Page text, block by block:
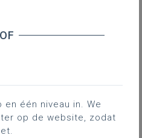
één niveau in. We
op de website, zodat